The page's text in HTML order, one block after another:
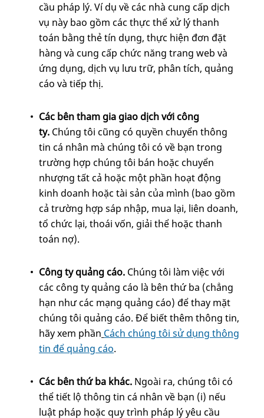
cầu pháp lý. Ví dụ về các nhà cung cấp dịch
vụ này bao gồm các thực thể xử lý thanh
toán bằng thẻ tín dụng, thực hiện đơn đặt
hàng và cung cấp chức năng trang web và
ứng dụng, dịch vụ lưu trữ, phân tích, quảng
cáo và tiếp thị.
Các bên tham gia giao dịch với công
ty. Chúng tôi cũng có quyền chuyển thông
tin cá nhân mà chúng tôi có về bạn trong
trường hợp chúng tôi bán hoặc chuyển
nhượng tất cả hoặc một phần hoạt động
kinh doanh hoặc tài sản của mình (bao gồm
cả trường hợp sáp nhập, mua lại, liên doanh,
tổ chức lại, thoái vốn, giải thể hoặc thanh
toán nợ).
Công ty quảng cáo. Chúng tôi làm việc với
các công ty quảng cáo là bên thứ ba (chẳng
hạn như các mạng quảng cáo) để thay mặt
chúng tôi quảng cáo. Để biết thêm thông tin,
hãy xem phần Cách chúng tôi sử dụng thông
tin để quảng cáo.
Các bên thứ ba khác. Ngoài ra, chúng tôi có
thể tiết lộ thông tin cá nhân về bạn (i) nếu
luật pháp hoặc quy trình pháp lý yêu cầu